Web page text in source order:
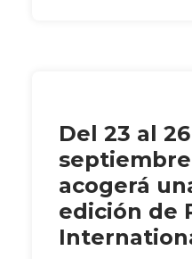
Del 23 al
acogerá
edición de